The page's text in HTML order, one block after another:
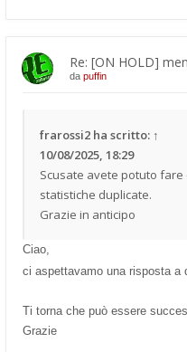
Re: [ON HOLD]
da puffin
frarossi2 ha scritto: ↑
10/08/2025, 18:29
Scusate avete potuto
statistiche duplicate.
Grazie in anticipo
Ciao,
ci aspettavamo una risposta a
Ti torna che può essere
Grazie